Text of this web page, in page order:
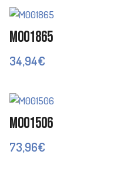
M001865
34,94€
M001506
73,96€